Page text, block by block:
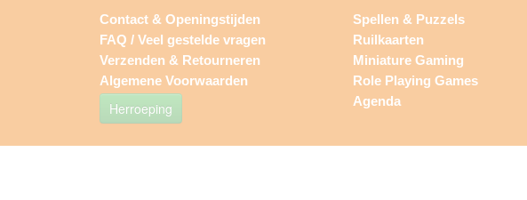
Contact & Openingstijden
FAQ / Veel gestelde vragen
Verzenden & Retourneren
Algemene Voorwaarden
Herroeping
Spellen & Puzzels
Ruilkaarten
Miniature Gaming
Role Playing Games
Agenda